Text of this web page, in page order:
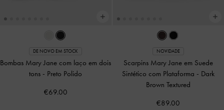
DE NOVO EM STOCK
Bombas Mary Jane com laço em dois
tons - Preto Polido
€69.00
NOVIDADE
Scarpins Mary Jane em Suede
Sintético com Plataforma - Dark
Brown Textured
€89.00